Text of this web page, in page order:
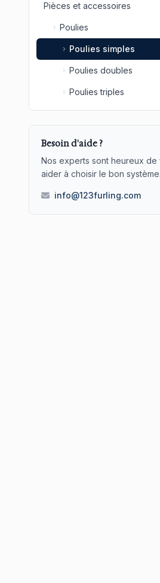
Pièces et accessoires
› Poulies
› Poulies simples
› Poulies doubles
› Poulies triples
Besoin d'aide ?
Nos experts sont heureux de
aider à choisir le bon système.
info@123furling.com